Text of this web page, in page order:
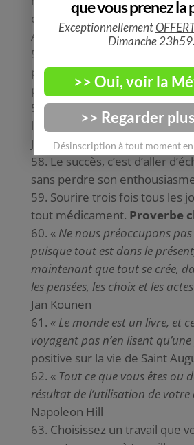
que celles de quelqu’un
Aguilar
profondes et après celà, la
plus vous atteindre. Jim
Appréciez d’échouer, et
l’échec, car on n’apprend rien
James Dyson
Le succès, c’est d’aller
sans perdre son
Sourire trois fois tous les
tout médicament. Proverbe
« Ne nous préoccupons
puisque tout est dans le
maintenant que tout se crée,
les pensées, les choix et les
Jan Kounen
« Le monde est un livre, et
voyagent pas n’en lisent qu’une
positive sur la vie de Saint
« Tout ce que vous êtes ou
résultat de l’utilisation de votre
Napoleon Hill
Choisissez un travail que